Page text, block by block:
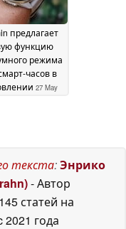
предлагает
функцию
режима
часов в
27 May
текста:Энрико
- Автор
статей на
2021 года